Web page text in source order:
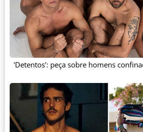
'Detentos': peça sobre homens